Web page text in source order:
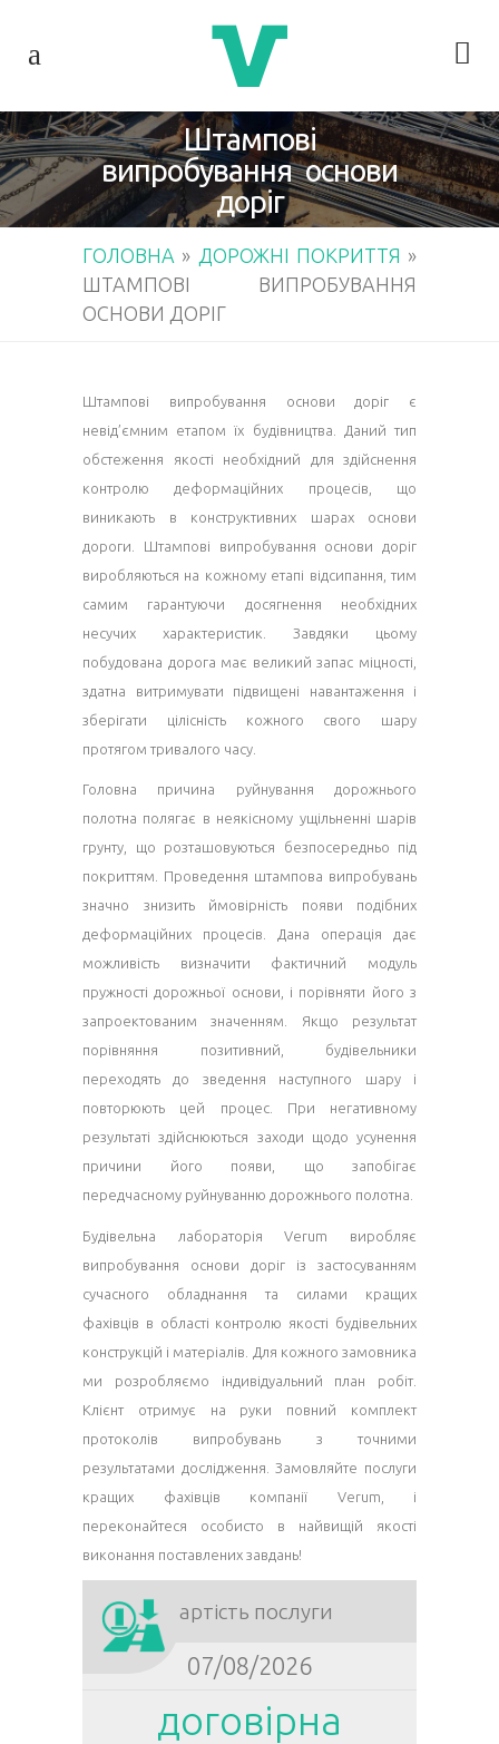
Штампові
випробування основи
доріг
ГОЛОВНА » ДОРОЖНІ ПОКРИТТЯ »
ШТАМПОВІ ВИПРОБУВАННЯ
ОСНОВИ ДОРІГ
Штампові випробування основи доріг є
невід’ємним етапом їх будівництва. Даний тип
обстеження якості необхідний для здійснення
контролю деформаційних процесів, що
виникають в конструктивних шарах основи
дороги. Штампові випробування основи доріг
виробляються на кожному етапі відсипання, тим
самим гарантуючи досягнення необхідних
несучих характеристик. Завдяки цьому
побудована дорога має великий запас міцності,
здатна витримувати підвищені навантаження і
зберігати цілісність кожного свого шару
протягом тривалого часу.
Головна причина руйнування дорожнього
полотна полягає в неякісному ущільненні шарів
грунту, що розташовуються безпосередньо під
покриттям. Проведення штампова випробувань
значно знизить ймовірність появи подібних
деформаційних процесів. Дана операція дає
можливість визначити фактичний модуль
пружності дорожньої основи, і порівняти його з
запроектованим значенням. Якщо результат
порівняння позитивний, будівельники
переходять до зведення наступного шару і
повторюють цей процес. При негативному
результаті здійснюються заходи щодо усунення
причини його появи, що запобігає
передчасному руйнуванню дорожнього полотна.
Будівельна лабораторія Verum виробляє
випробування основи доріг із застосуванням
сучасного обладнання та силами кращих
фахівців в області контролю якості будівельних
конструкцій і матеріалів. Для кожного замовника
ми розробляємо індивідуальний план робіт.
Клієнт отримує на руки повний комплект
протоколів випробувань з точними
результатами дослідження. Замовляйте послуги
кращих фахівців компанії Verum, і
переконайтеся особисто в найвищій якості
виконання поставлених завдань!
Вартість послуги
07/08/2026
договірна